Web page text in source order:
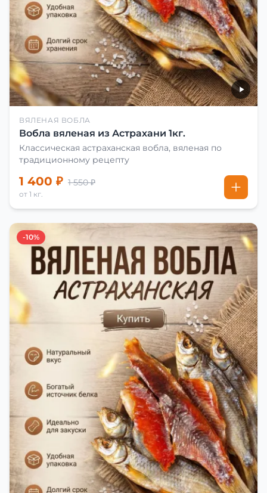
ВЯЛЕНАЯ ВОБЛА
Вобла вяленая из Астрахани 1кг.
Классическая астраханская вобла, вяленая по
традиционному рецепту
1 400 ₽ 1 550 ₽
от 1 кг.
-10%